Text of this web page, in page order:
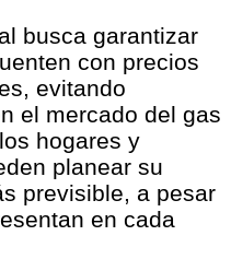
busca garantizar
con precios
evitando
el mercado del gas
hogares y
planear su
previsible, a pesar
en cada